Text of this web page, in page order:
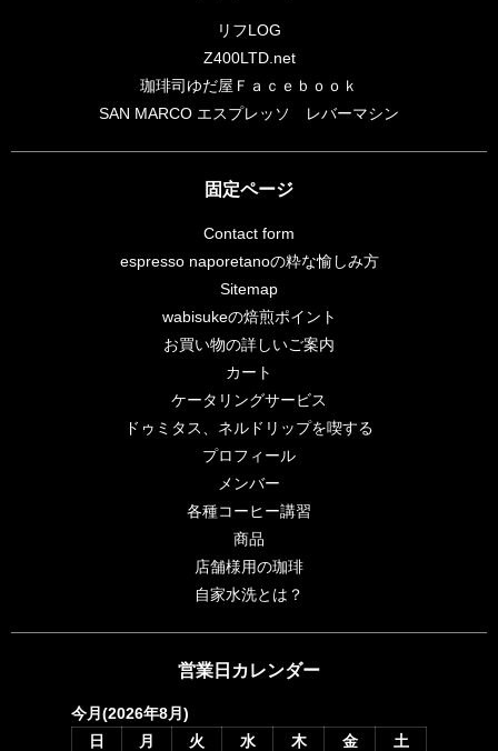
リフLOG
Z400LTD.net
珈琲司ゆだ屋Ｆａｃｅｂｏｏｋ
SAN MARCO エスプレッソ レバーマシン
固定ページ
Contact form
espresso naporetanoの粋な愉しみ方
Sitemap
wabisukeの焙煎ポイント
お買い物の詳しいご案内
カート
ケータリングサービス
ドゥミタス、ネルドリップを喫する
プロフィール
メンバー
各種コーヒー講習
商品
店舗様用の珈琲
自家水洗とは？
営業日カレンダー
今月(2026年8月)
日
月 火 水 木 金
土